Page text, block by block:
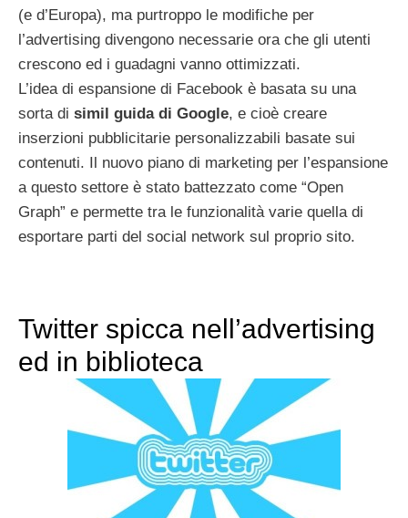
(e d’Europa), ma purtroppo le modifiche per
l’advertising divengono necessarie ora che gli utenti
crescono ed i guadagni vanno ottimizzati.
L’idea di espansione di Facebook è basata su una
sorta di simil guida di Google, e cioè creare
inserzioni pubblicitarie personalizzabili basate sui
contenuti. Il nuovo piano di marketing per l’espansione
a questo settore è stato battezzato come “Open
Graph” e permette tra le funzionalità varie quella di
esportare parti del social network sul proprio sito.
Twitter spicca nell’advertising
ed in biblioteca